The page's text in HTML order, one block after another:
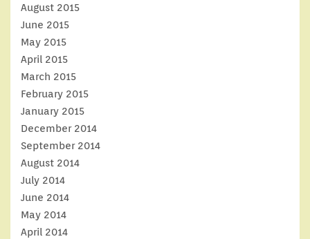
August 2015
June 2015
May 2015
April 2015
March 2015
February 2015
January 2015
December 2014
September 2014
August 2014
July 2014
June 2014
May 2014
April 2014